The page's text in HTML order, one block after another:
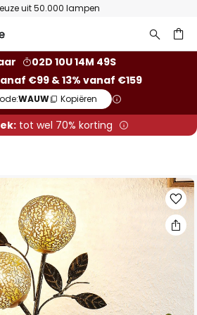
uit 50.000 lampen
02D 10U 14M 48S
€99 & 13% vanaf €159
WAUW Kopiëren
tot wel 70% korting